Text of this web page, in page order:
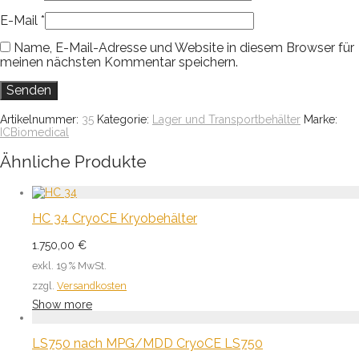
E-Mail *
Name, E-Mail-Adresse und Website in diesem Browser für
meinen nächsten Kommentar speichern.
Artikelnummer: 35 Kategorie: Lager und Transportbehälter Marke:
ICBiomedical
Ähnliche Produkte
HC 34 CryoCE Kryobehälter
1.750,00 €
exkl. 19 % MwSt.
zzgl. Versandkosten
Show more
LS750 nach MPG/MDD CryoCE LS750